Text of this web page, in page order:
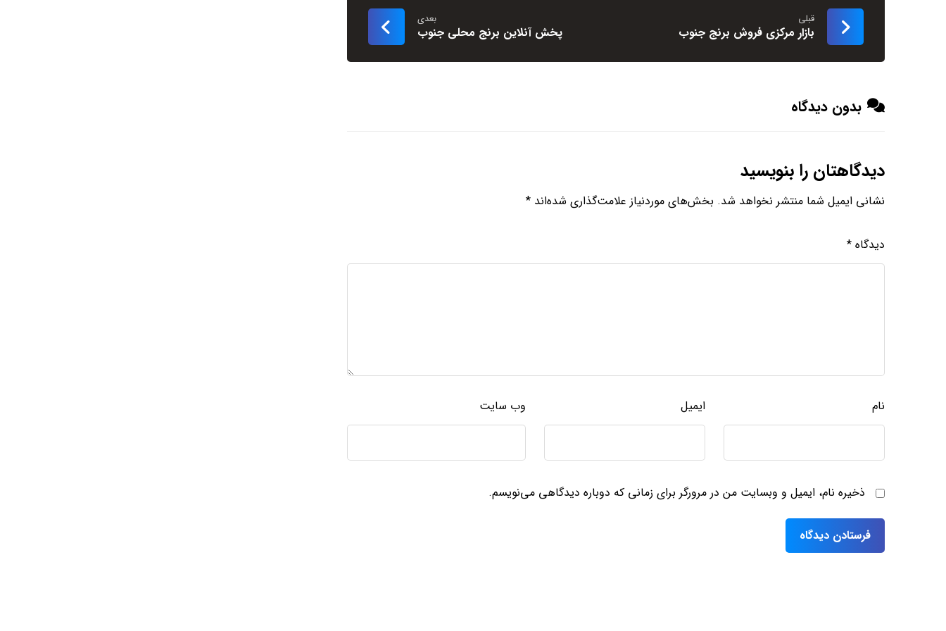
قبلی
بازار مرکزی فروش برنج جنوب
بعدی
پخش آنلاین برنج محلی جنوب
بدون دیدگاه
دیدگاهتان را بنویسید
نشانی ایمیل شما منتشر نخواهد شد. بخش‌های موردنیاز علامت‌گذاری شده‌اند *
دیدگاه *
نام ایمیل وب‌ سایت
ذخیره نام، ایمیل و وبسایت من در مرورگر برای زمانی که دوباره دیدگاهی می‌نویسم.